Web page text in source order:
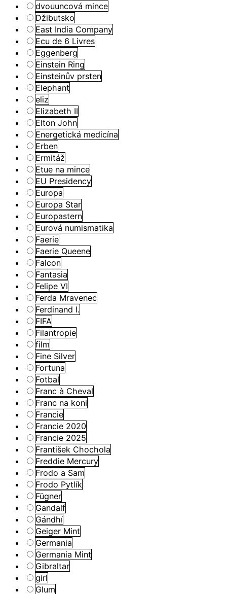
dvouuncová mince
Džibutsko
East India Company
Ecu de 6 Livres
Eggenberg
Einstein Ring
Einsteinův prsten
Elephant
eliz
Elizabeth II
Elton John
Energetická medicína
Erben
Ermitáž
Etue na mince
EU Presidency
Europa
Europa Star
Europastern
Eurová numismatika
Faerie
Faerie Queene
Falcon
Fantasia
Felipe VI
Ferda Mravenec
Ferdinand I.
FIFA
Filantropie
film
Fine Silver
Fortuna
Fotbal
Franc à Cheval
Franc na koni
Francie
Francie 2020
Francie 2025
František Chochola
Freddie Mercury
Frodo a Sam
Frodo Pytlík
Fügner
Gandalf
Gándhí
Geiger Mint
Germania
Germania Mint
Gibraltar
girl
Glum